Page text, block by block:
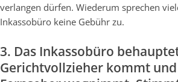
verlangen dürfen. Wiederum sprechen
Inkassobüro keine Gebühr zu.
3. Das Inkassobüro
Gerichtvollzieher kommt